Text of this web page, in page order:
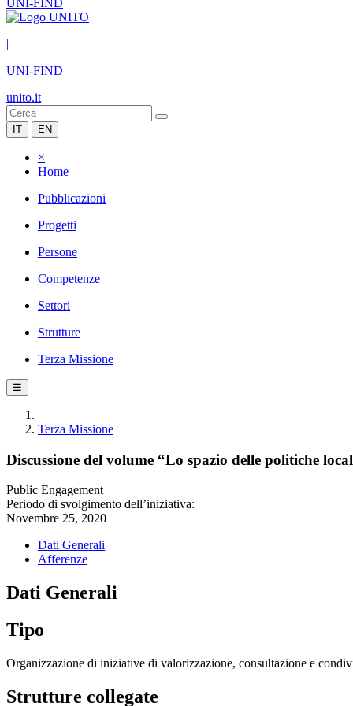
UNI-FIND
|
UNI-FIND
unito.it
IT EN
×
Home
Pubblicazioni
Progetti
Persone
Competenze
Settori
Strutture
Terza Missione
☰
Terza Missione
Discussione del volume “Lo spazio delle politiche
Public Engagement
Periodo di svolgimento dell’iniziativa:
Novembre 25, 2020
Dati Generali
Afferenze
Dati Generali
Tipo
Organizzazione di iniziative di valorizzazione, consultazione e
Strutture collegate